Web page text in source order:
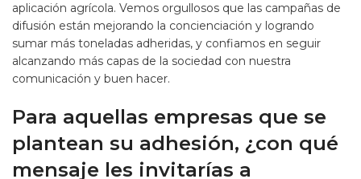
aplicación agrícola. Vemos orgullosos que las campañas de
difusión están mejorando la concienciación y logrando
sumar más toneladas adheridas, y confiamos en seguir
alcanzando más capas de la sociedad con nuestra
comunicación y buen hacer.
Para aquellas empresas que se
plantean su adhesión, ¿con qué
mensaje les invitarías a